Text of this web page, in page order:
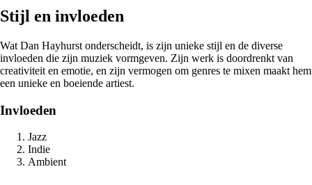
Stijl en invloeden
Wat Dan Hayhurst onderscheidt, is zijn unieke stijl en de diverse
invloeden die zijn muziek vormgeven. Zijn werk is doordrenkt van
creativiteit en emotie, en zijn vermogen om genres te mixen maakt hem
een unieke en boeiende artiest.
Invloeden
Jazz
Indie
Ambient